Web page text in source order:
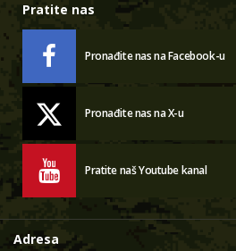
Pratite nas
Pronađite nas na Facebook-u
Pronađite nas na X-u
Pratite naš Youtube kanal
Adresa